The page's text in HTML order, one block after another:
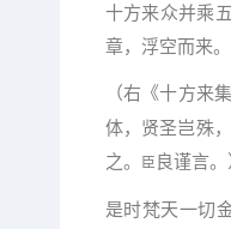
十方来众并乘
章，浮空而来。
（右《十方来
体，贤圣岂殊
之。
臣 良谨言。
是时梵天一切